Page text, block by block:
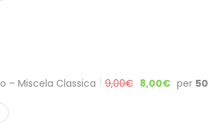
– Miscela Classica 9,00€ 8,00€ per 50